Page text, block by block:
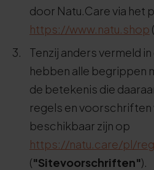
door Natu.Care via het
https://www.natu.shop (
Tenzij anders vermeld
hebben alle begrippen
de betekenis die
regels en voorschriften
beschikbaar zijn op
https://natu.care/pl/
("Sitevoorschriften").